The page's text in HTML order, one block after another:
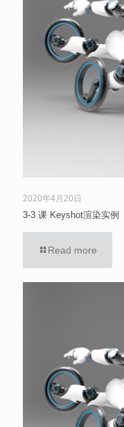
2020年4月20日
3-3 课 Keyshot渲染实
Read more